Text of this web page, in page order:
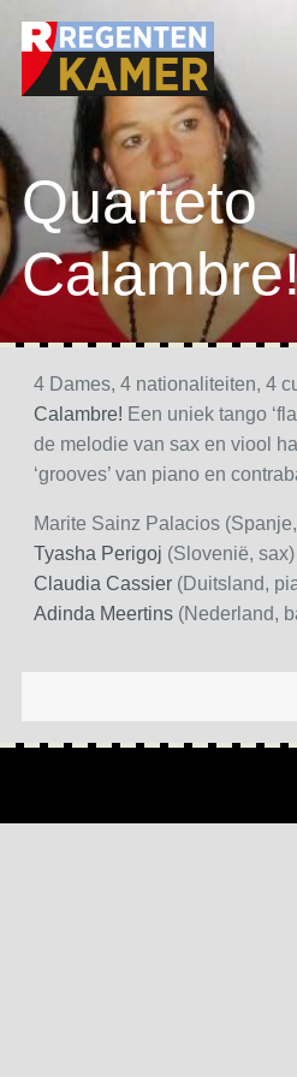
Skip to content
Quarteto
4 Dames, 4 nationaliteiten, 4
Calambre! Een uniek tango
de melodie van sax en viool
‘grooves’ van piano en
Marite Sainz Palacios
Tyasha Perigoj (Slovenië, sax)
Claudia Cassier(Duitsland,
Adinda Meertins(Nederland,